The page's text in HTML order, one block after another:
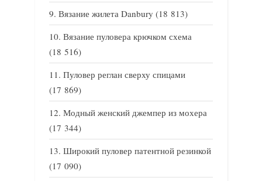
Вязание жилета Danbury (18 813)
Вязание пуловера крючком схема
(18 516)
Пуловер реглан сверху спицами
(17 869)
Модный женский джемпер из мохера
(17 344)
Широкий пуловер патентной резинкой
(17 090)